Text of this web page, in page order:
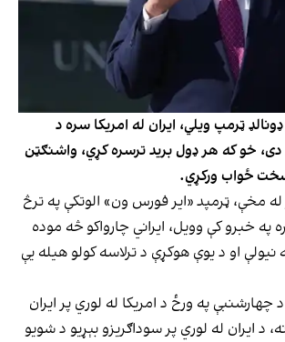
ټرمپ ویلي، ایران له امریکا سره د
خو که هر ډول برید ترسره کړي، واشنګټن
سخت ځواب ورکړي.
مخې، ټرمپد «ایر فورس ون» الوتکې په ترڅ
په خبرو کې وویل، ایراني چارواکو څه موده
نیولې او د یوې هوکړې د ترلاسه کولو هیله یې
په ورځ د امریکا له لوري پر ایران
د ایران له لوري پر سوداګریزو بېړیو د شویو